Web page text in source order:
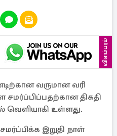
விளம்பரம்
வருமான வரி
சமர்ப்பிப்பதற்கான திகதி
வெளியாகி உள்ளது.
இறுதி நாள்